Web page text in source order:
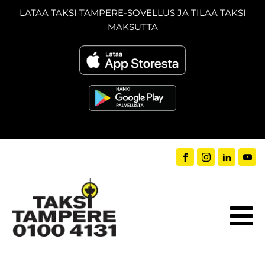
LATAA TAKSI TAMPERE-SOVELLUS JA TILAA TAKSI
MAKSUTTA